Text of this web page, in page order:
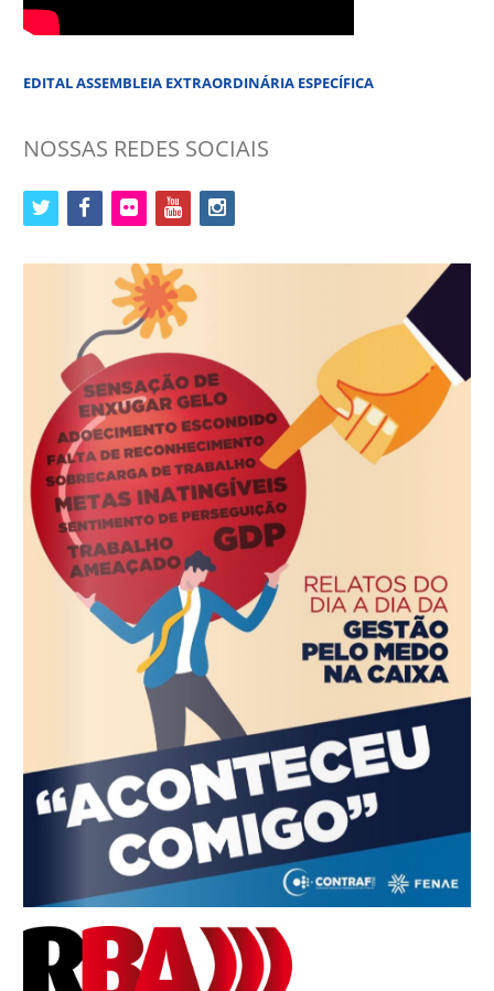
EDITAL ASSEMBLEIA EXTRAORDINÁRIA ESPECÍFICA
NOSSAS REDES SOCIAIS
twitter facebookflickr youtubeinstagram